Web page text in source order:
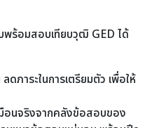
พร้อมสอบเทียบวุฒิ GED ได้
ภาระในการเตรียมตัว เพื่อให้
นจริงจากคลังข้อสอบของ